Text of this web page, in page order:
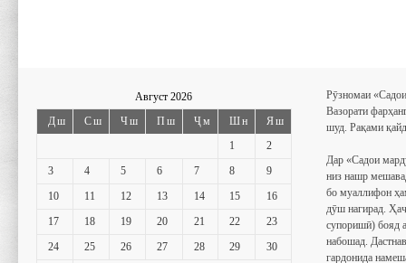
Август 2026
Дш
Сш Чш Пш Ҷм Шн Яш
1
2
3
4 5 6 7 8
9
10
11 12 13 14 15
16
17
18 19 20 21 22
23
24
25 26 27 28 29
30
Рӯзномаи
Вазорати
шуд. Рақами
Дар «Садои
низ нашр
бо муаллифон
дӯш нагирад.
супоришӣ) бояд
набошад.
гардонида